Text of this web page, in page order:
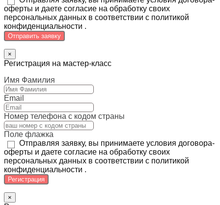
оферты и даете согласие на обработку своих
персональных данных в соответствии с политикой
конфиденциальности .
Отправить заявку
×
Регистрация на мастер-класс
Имя Фамилия
Email
Номер телефона с кодом страны
Поле флажка
Отправляя заявку, вы принимаете условия договора-
оферты и даете согласие на обработку своих
персональных данных в соответствии с политикой
конфиденциальности .
Регистрация
×